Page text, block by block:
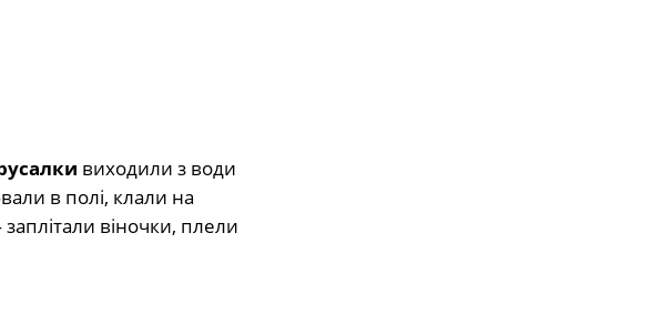
виходили з води
в полі, клали на
віночки, плели